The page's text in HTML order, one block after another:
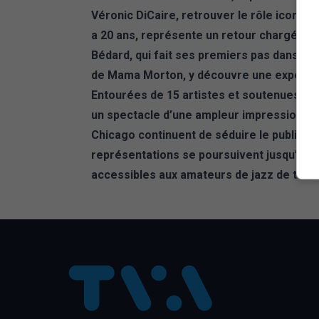
Véronic DiCaire, retrouver le rôle
a 20 ans, représente un retour chargé
Bédard, qui fait ses premiers pas dans
de Mama Morton, y découvre une
Entourées de 15 artistes et soutenues
un spectacle d’une ampleur
Chicago continuent de séduire le public
représentations se poursuivent jusqu’au
accessibles aux amateurs de jazz de tous